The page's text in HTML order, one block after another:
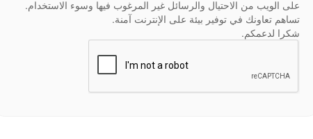
على الويب من الاحتيال والرسائل غير المرغوب فيها وسوء الاستخدام.
تساهم تعاونك في توفير بيئة على الإنترنت آمنة.
شكرا لدعمكم.